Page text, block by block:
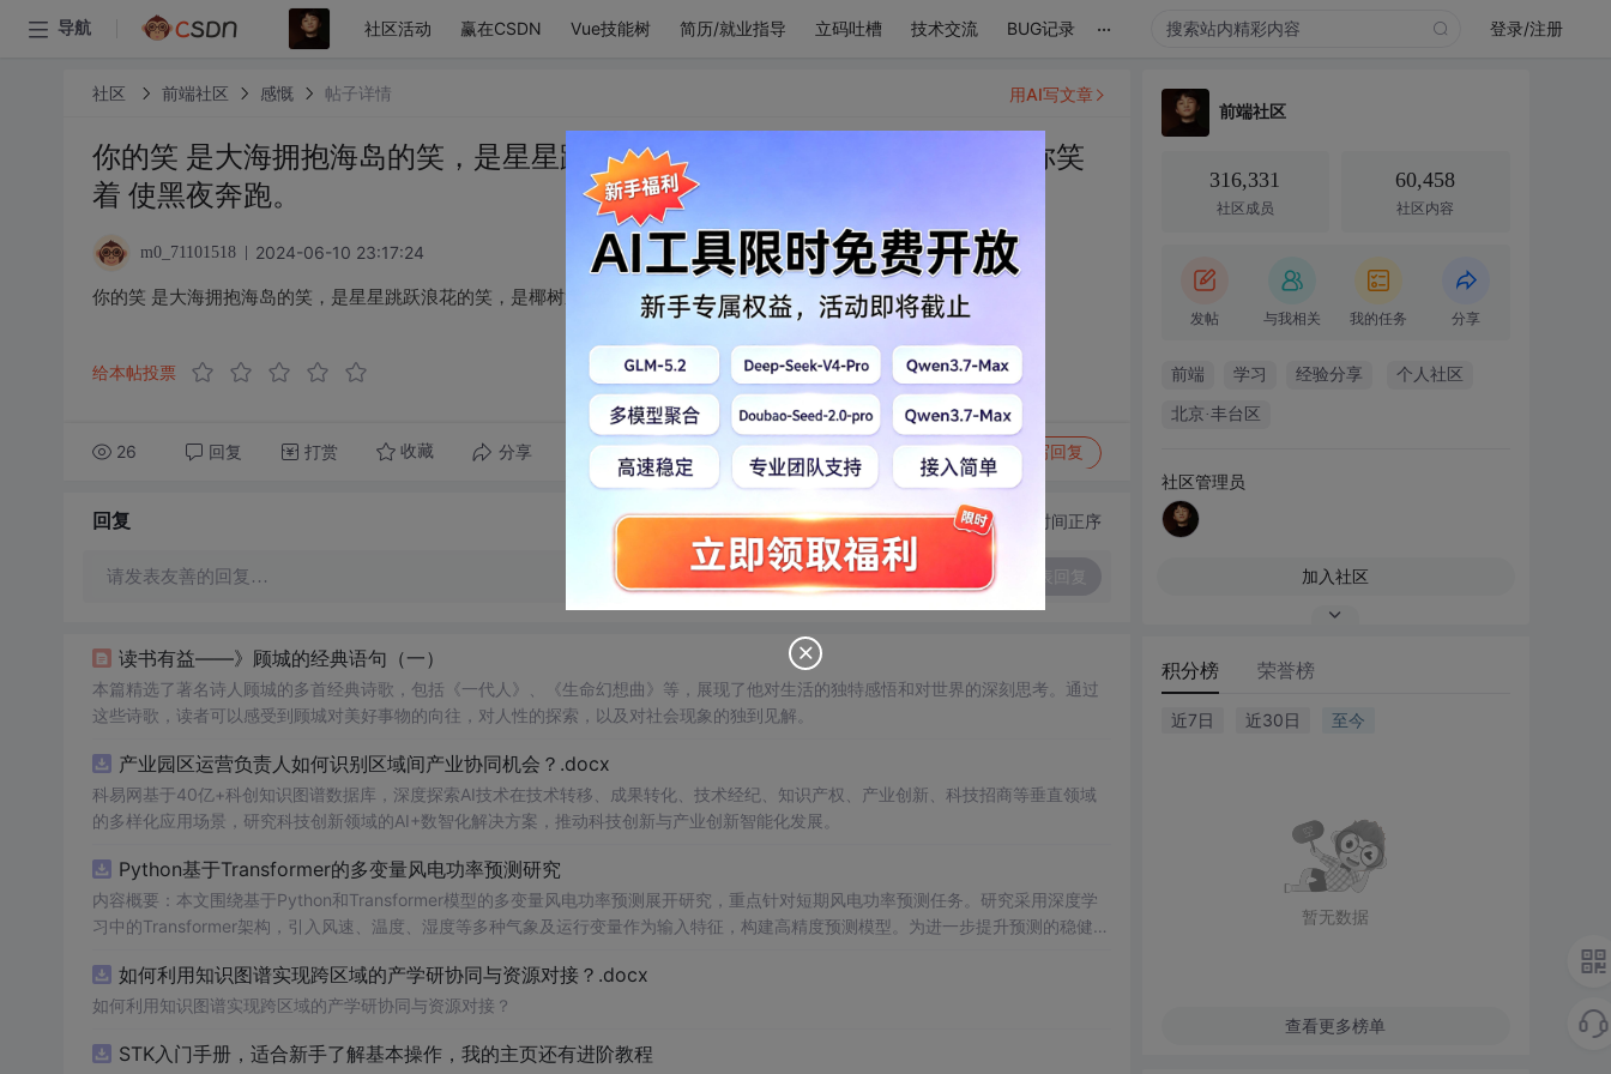
导航 社区活动 赢在CSDN Vue技能树 简历/就业指导 立码吐槽 技术交流 BUG记录 ... 登录/注册
社区 前端社区 感慨 帖子详情
你的笑 是大海拥抱海岛的笑，是星星跳跃浪花的笑，是椰树遮掩椰果的笑 你笑
着 使黑夜奔跑。
m0_71101518 2024-06-10 23:17:24
你的笑 是大海拥抱海岛的笑，是星星跳跃浪花的笑，是椰树遮掩椰果的笑 你笑着 使黑夜奔跑。
给本帖投票
26 回复 打赏 收藏 分享 转发到动态 举报 写回复
用AI写文章
回复 切换为时间正序
请发表友善的回复…
读书有益——》顾城的经典语句（一）
本篇精选了著名诗人顾城的多首经典诗歌，包括《一代人》、《生命幻想曲》等，展现了他对生活的独特感悟和对世界的深刻思考。通过
这些诗歌，读者可以感受到顾城对美好事物的向往，对人性的探索，以及对社会现象的独到见解。
产业园区运营负责人如何识别区域间产业协同机会？.docx
科易网基于40亿+科创知识图谱数据库，深度探索AI技术在技术转移、成果转化、技术经纪、知识产权、产业创新、科技招商等垂直领域
的多样化应用场景，研究科技创新领域的AI+数智化解决方案，推动科技创新与产业创新智能化发展。
Python基于Transformer的多变量风电功率预测研究
内容概要：本文围绕基于Python和Transformer模型的多变量风电功率预测展开研究，重点针对短期风电功率预测任务。研究采用深度学
习中的Transformer架构，引入风速、温度、湿度等多种气象及运行变量作为输入特征，构建高精度预测模型。为进一步提升预测的稳健性
该技术是机器学习与新能源领域深度融合的典型应用，旨在提高风电并网的稳定性与电网调度的科学性。; 适合人群：具备Python编程基
础，熟悉主流深度学习框架（如PyTorch或TensorFlow）的研究生、科研人员，以及从事新能源发电预测、电力系统调度、智能电网优化
②作为科研项目的技术蓝本，用于复现、改进或扩展基于Transformer的时间序列预测模型；③探索LASSO分位数回归与深度学习模型的
如何利用知识图谱实现跨区域的产学研协同与资源对接？.docx
如何利用知识图谱实现跨区域的产学研协同与资源对接？
STK入门手册，适合新手了解基本操作，我的主页还有进阶教程
前端社区
316,331
社区成员
60,458
社区内容
发帖 与我相关 我的任务 分享
前端 学习 经验分享 个人社区
北京·丰台区
社区管理员
加入社区
积分榜 荣誉榜
近7日 近30日 至今
暂无数据
查看更多榜单